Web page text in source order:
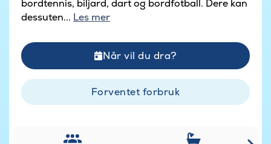
bordtennis, biljard, dart og bordfotball. Dere kan
dessuten... Les mer
Når vil du dra?
Forventet forbruk